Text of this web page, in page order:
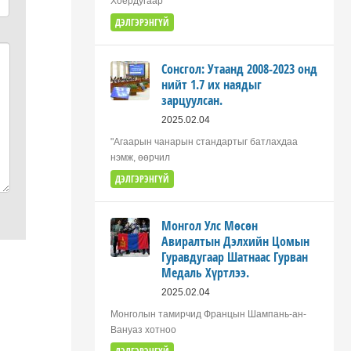
ДЭЛГЭРЭНГҮЙ
Сонсгол: Утаанд 2008-2023 онд
нийт 1.7 их наядыг
зарцуулсан.
2025.02.04
"Агаарын чанарын стандартыг батлахдаа
нэмж, өөрчил
ДЭЛГЭРЭНГҮЙ
Монгол Улс Мөсөн
Авиралтын Дэлхийн Цомын
Гуравдугаар Шатнаас Гурван
Медаль Хүртлээ.
2025.02.04
Монголын тамирчид Францын Шампань-ан-
Вануаз хотноо